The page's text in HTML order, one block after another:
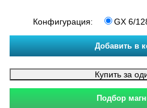
Конфигурация: GX 6/